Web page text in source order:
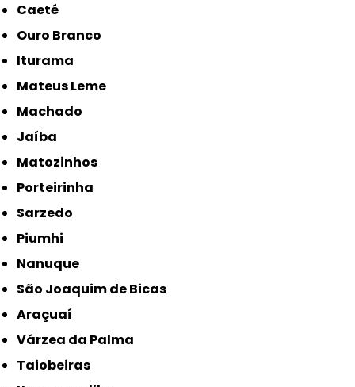
Caeté
Ouro Branco
Iturama
Mateus Leme
Machado
Jaíba
Matozinhos
Porteirinha
Sarzedo
Piumhi
Nanuque
São Joaquim de Bicas
Araçuaí
Várzea da Palma
Taiobeiras